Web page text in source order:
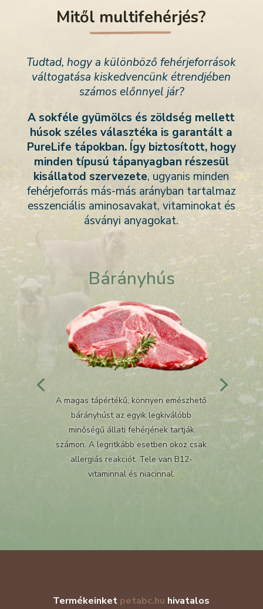
Mitől multifehérjés?
Tudtad, hogy a különböző fehérjeforrások
váltogatása kiskedvencünk étrendjében
számos előnnyel jár?
A sokféle gyümölcs és zöldség mellett
húsok széles választéka is garantált a
PureLife tápokban. Így biztosított, hogy
minden típusú tápanyagban részesül
kisállatod szervezete, ugyanis minden
fehérjeforrás más-más arányban tartalmaz
esszenciális aminosavakat, vitaminokat és
ásványi anyagokat.
Bárányhús
A magas tápértékű, könnyen emészhető
bárányhúst az egyik legkiválóbb
minőségű állati fehérjének tartják
számon. A legritkább esetben okoz csak
allergiás reakciót. Tele van B12-
vitaminnal és niacinnal.
Termékeinket petabc.hu hivatalos